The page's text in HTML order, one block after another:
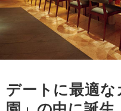
デートに最適